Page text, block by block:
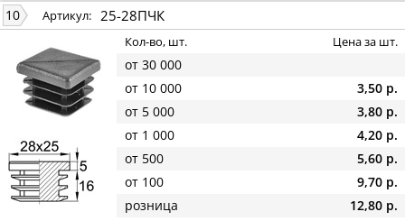
10 Артикул: 25-28ПЧК
Кол-во, шт. Цена за шт.
от 30 000
от 10 000
3,50 р.
от 5 000
3,80 р.
от 1 000
4,20 р.
от 500
5,60 р.
от 100
9,70 р.
розница
12,80 р.